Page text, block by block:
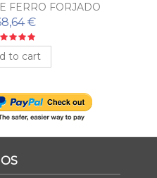
FERRO FORJADO
€
to cart